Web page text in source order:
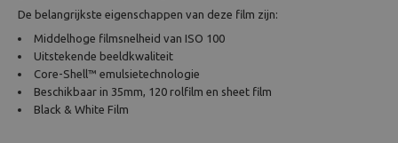
De belangrijkste eigenschappen van deze film zijn:
Middelhoge filmsnelheid van ISO 100
Uitstekende beeldkwaliteit
Core-Shell™ emulsietechnologie
Beschikbaar in 35mm, 120 rolfilm en sheet film
Black & White Film